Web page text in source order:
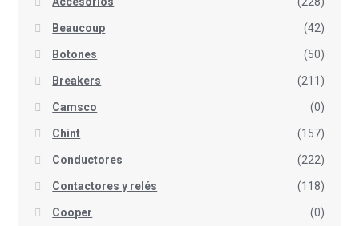
Beaucoup (42)
Botones (50)
Breakers (211)
Camsco (0)
Chint (157)
Conductores (222)
Contactores y relés (118)
Cooper (0)